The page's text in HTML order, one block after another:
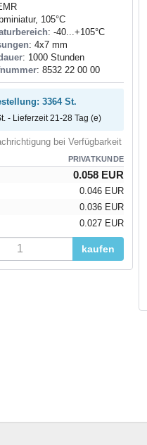
105°C
: -40...+105°C
: 4x7 mm
: 1000 Stunden
: 8532 22 00 00
3364 St.
- Lieferzeit 21-28 Tag (e)
bei Verfügbarkeit
PRIVATKUNDE
0.058 EUR
0.046 EUR
0.036 EUR
0.027 EUR
kaufen